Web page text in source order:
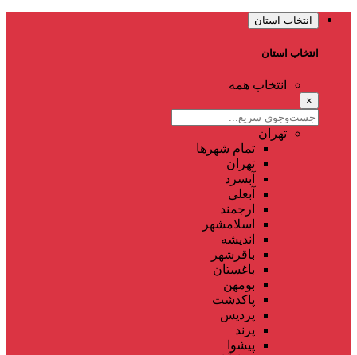
انتخاب استان
انتخاب استان
انتخاب همه
×
تهران
تمام شهر‌ها
تهران
آبسرد
آبعلی
ارجمند
اسلامشهر
اندیشه
باقرشهر
باغستان
بومهن
پاکدشت
پردیس
پرند
پیشوا